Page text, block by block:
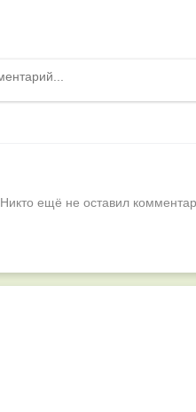
Никто ещё не оставил